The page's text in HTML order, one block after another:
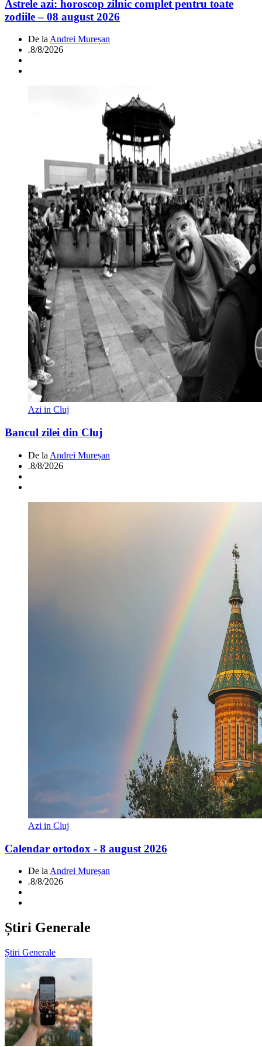
Astrele azi: horoscop zilnic complet pentru toate
zodiile – 08 august 2026
De la Andrei Mureșan
.8/8/2026
Azi in Cluj
Bancul zilei din Cluj
De la Andrei Mureșan
.8/8/2026
Azi in Cluj
Calendar ortodox - 8 august 2026
De la Andrei Mureșan
.8/8/2026
Știri Generale
Știri Generale